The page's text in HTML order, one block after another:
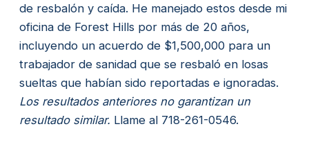
de resbalón y caída. He manejado estos desde mi
oficina de Forest Hills por más de 20 años,
incluyendo un acuerdo de $1,500,000 para un
trabajador de sanidad que se resbaló en losas
sueltas que habían sido reportadas e ignoradas.
Los resultados anteriores no garantizan un
resultado similar. Llame al 718-261-0546.